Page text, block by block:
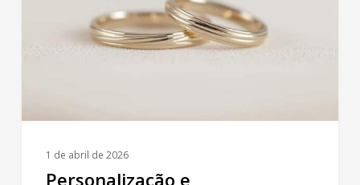
1 de abril de 2026
Personalização e